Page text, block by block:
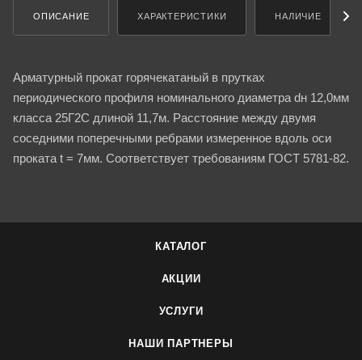
ОПИСАНИЕ ХАРАКТЕРИСТИКИ НАЛИЧИЕ
Арматурный прокат горячекатаный в прутках
периодического профиля номинального диаметра dн 12,0мм
класса 25Г2С длиной 11,7м. Расстояние между двумя
соседними поперечными ребрами измеренное вдоль оси
проката t = 7мм. Соответствует требованиям ГОСТ 5781-82.
КАТАЛОГ
АКЦИИ
УСЛУГИ
НАШИ ПАРТНЕРЫ